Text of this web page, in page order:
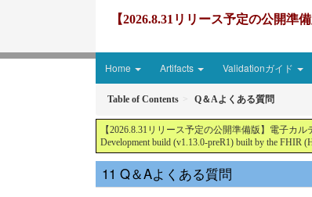
【2026.8.31リリース予定の公開
Home Artifacts Validationガイド
Table of Contents Q＆Aよくある質問
【2026.8.31リリース予定の公開準備版】電子カ
Development build (v1.13.0-preR1) built by the FHIR
Q＆Aよくある質問